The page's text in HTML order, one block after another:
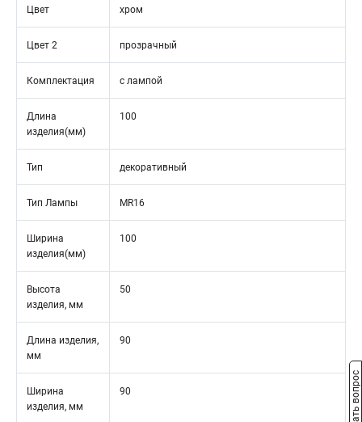
Цвет хром
Цвет 2 прозрачный
Комплектация с лампой
Длина
изделия(мм)
100
Тип декоративный
Тип Лампы MR16
Ширина
изделия(мм)
100
Высота
изделия, мм
50
Длина изделия,
мм
90
Ширина
изделия, мм
90 Задать вопрос